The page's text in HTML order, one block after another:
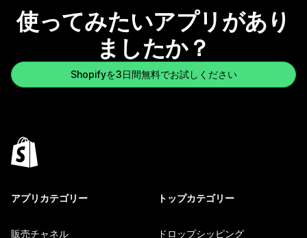
使ってみたいアプリがあり
ましたか？
Shopifyを3日間無料でお試しください
アプリカテゴリー
販売チャネル
トップカテゴリー
ドロップシッピング